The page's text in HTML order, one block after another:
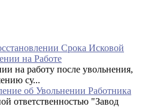
Срока Исковой
на Работе
на работу после увольнения,
су...
об Увольнении Работника
ответственностью "Завод